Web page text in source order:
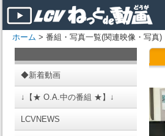
ホーム > 番組・写真一覧(関連映像・写真)
◆新着動画
↓【★ O.A.中の番組 ★】↓
LCVNEWS